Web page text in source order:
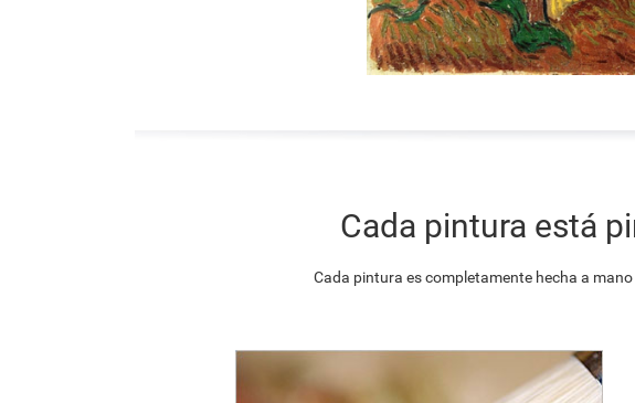
Cada pintura está
Cada pintura es completamente hecha a